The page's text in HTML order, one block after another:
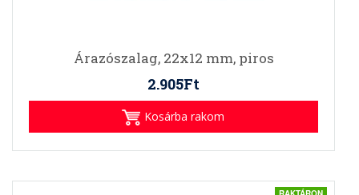
Árazószalag, 22x12 mm, piros
2.905Ft
Kosárba rakom